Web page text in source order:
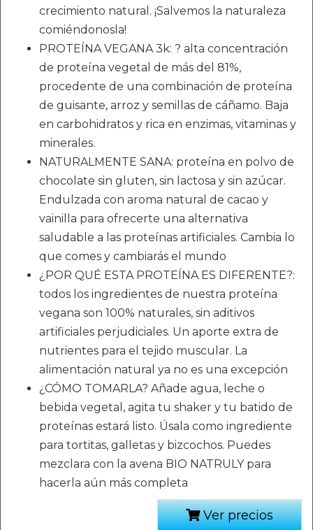
crecimiento natural. ¡Salvemos la naturaleza
comiéndonosla!
PROTEÍNA VEGANA 3k: ? alta concentración
de proteína vegetal de más del 81%,
procedente de una combinación de proteína
de guisante, arroz y semillas de cáñamo. Baja
en carbohidratos y rica en enzimas, vitaminas y
minerales.
NATURALMENTE SANA: proteína en polvo de
chocolate sin gluten, sin lactosa y sin azúcar.
Endulzada con aroma natural de cacao y
vainilla para ofrecerte una alternativa
saludable a las proteínas artificiales. Cambia lo
que comes y cambiarás el mundo
¿POR QUÉ ESTA PROTEÍNA ES DIFERENTE?:
todos los ingredientes de nuestra proteína
vegana son 100% naturales, sin aditivos
artificiales perjudiciales. Un aporte extra de
nutrientes para el tejido muscular. La
alimentación natural ya no es una excepción
¿CÓMO TOMARLA? Añade agua, leche o
bebida vegetal, agita tu shaker y tu batido de
proteínas estará listo. Úsala como ingrediente
para tortitas, galletas y bizcochos. Puedes
mezclara con la avena BIO NATRULY para
hacerla aún más completa
Ver precios